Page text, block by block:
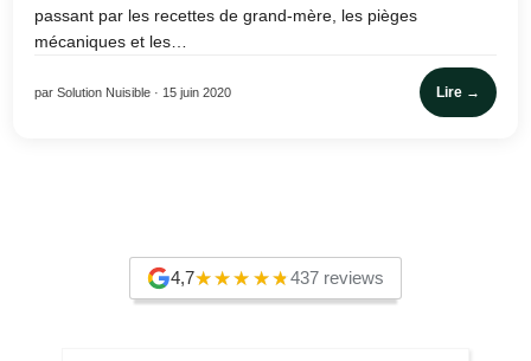
passant par les recettes de grand-mère, les pièges
mécaniques et les…
par Solution Nuisible · 15 juin 2020 Lire →
4,7 437 reviews